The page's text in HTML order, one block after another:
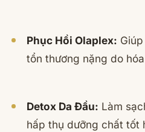
Phục Hồi Olaplex:
tổn thương nặng do
Detox Da Đầu: Làm
hấp thụ dưỡng chất tốt